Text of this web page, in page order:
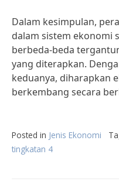
Dalam kesimpulan,
dalam sistem ekonomi
berbeda-beda
yang diterapkan.
keduanya, diharapkan
berkembang secara
Posted in Jenis Ekonomi
tingkatan 4